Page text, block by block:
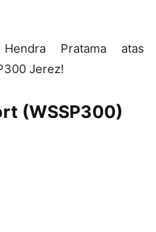
Pratama atas
Jerez!
(WSSP300)